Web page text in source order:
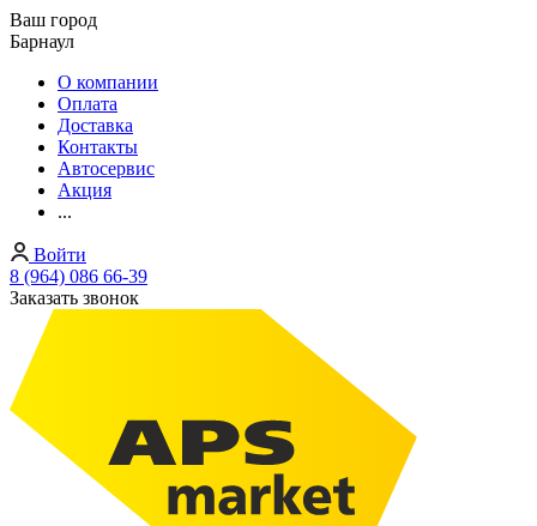
Ваш город
Барнаул
О компании
Оплата
Доставка
Контакты
Автосервис
Акция
...
Войти
8 (964) 086 66-39
Заказать звонок